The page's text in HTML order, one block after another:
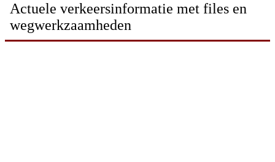
Actuele verkeersinformatie met files en
wegwerkzaamheden